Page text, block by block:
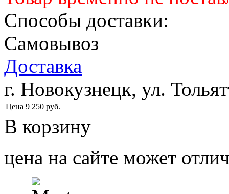
Способы доставки:
Самовывоз
Доставка
г. Новокузнецк, ул.
Цена 9 250 руб.
В корзину
цена на сайте может